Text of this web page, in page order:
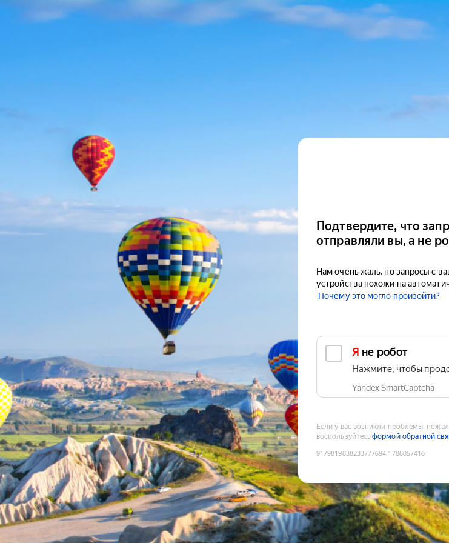
Подтвердите, что
отправляли вы, а не
Нам очень жаль, но запросы с
устройства похожи на
Почему это могло произойти?
Я не робот
Нажмите, чтобы
Yandex SmartCaptcha
Если у вас возникли проблемы,
воспользуйтесьформой обратной
9179819838233777694:1786057416